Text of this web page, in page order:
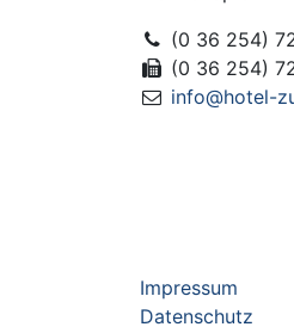
(0 36 254)
(0 36 254)
info@hotel-
Impressum
Datenschutz